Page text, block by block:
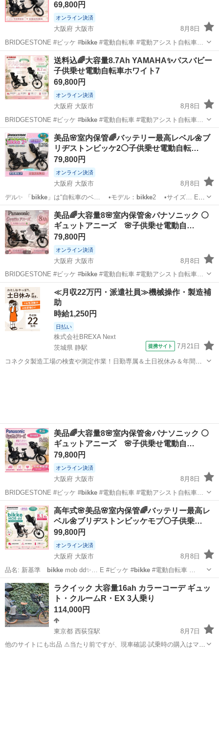
69,800円
オンライン決済
大阪府 大阪市
8月8日
BRIDGESTONE #ビッケ #bikke#電動自転車 #電動アシスト自転車…
大阪 大阪市 電動アシスト自転車
送料込🌈大容量8.7Ah YAMAHA✨パスバビー
子供乗せ電動自転車ホワイト7
69,800円
オンライン決済
大阪府 大阪市
8月8日
BRIDGESTONE #ビッケ #bikke#電動自転車 #電動アシスト自転車…
大阪 大阪市 電動アシスト自転車
美品🌸室内保管🌈バッテリー最高レベル🌼ブ
リヂストンビッケ2⚪️子供乗せ電動自転…
79,800円
オンライン決済
大阪府 大阪市
8月8日
デル✨ 「bikke 」は“自転車のベ… •モデル： bikke2 •サイズ… E #
ビッケ #bikke#電動自転車 …
大阪 大阪市 電動アシスト自転車
美品🌈大容量8🌸室内保管🌼パナソニック ⚪️
ギュットアニーズ 🌸子供乗せ電動自…
79,800円
オンライン決済
大阪府 大阪市
8月8日
BRIDGESTONE #ビッケ #bikke#電動自転車 #電動アシスト自転車…
大阪 大阪市 電動アシスト自転車 ギュットアニーズ
≪月収22万円・派遣社員≫機械操作・製造補
助
時給1,250円
日払い
株式会社BREXA Next
茨城県 静駅
提携サイト 7月21日
コネクタ製造工場の検査や測定作業！日勤専属＆土日祝休み＆年間休
美品🌈大容量8🌸室内保管🌼パナソニック ⚪️
ギュットアニーズ 🌸子供乗せ電動自…
79,800円
オンライン決済
大阪府 大阪市
8月8日
BRIDGESTONE #ビッケ #bikke#電動自転車 #電動アシスト自転車…
大阪 大阪市 電動アシスト自転車 ギュットアニーズ
高年式🌸美品🌸室内保管🌈バッテリー最高レ
ベル🌼ブリヂストンビッケモブ⚪️子供乗…
99,800円
オンライン決済
大阪府 大阪市
8月8日
品名: 新基準 bikkemob dd✨… E #ビッケ #bikke#電動自転車 …
大阪 大阪市 電動アシスト自転車
ラクイック 大容量16ah カラーコーデ ギュッ
ト・クルームR・EX 3人乗り
114,000円
東京都 西荻窪駅
8月7日
他のサイトにも出品 ⚠当たり前ですが、現車確認·試乗時の購入はマス